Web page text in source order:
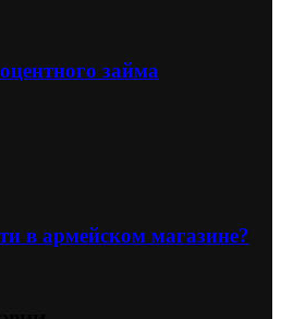
займа
в армейском магазине?